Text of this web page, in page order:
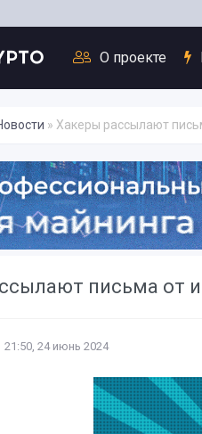
О проекте
» Хакеры рассылают
письма от
21:50, 24 июнь 2024